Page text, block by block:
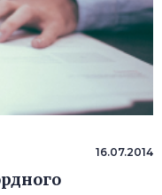
16.07.2014